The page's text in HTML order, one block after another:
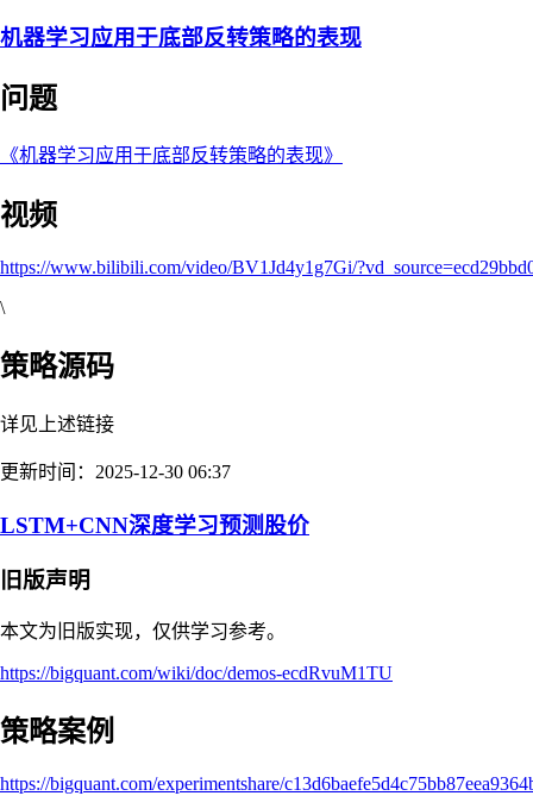
机器学习应用于底部反转策略的表现
问题
《机器学习应用于底部反转策略的表现》
视频
https://www.bilibili.com/video/BV1Jd4y1g7Gi/
\
策略源码
详见上述链接
更新时间：2025-12-30 06:37
LSTM+CNN深度学习预测股价
旧版声明
本文为旧版实现，仅供学习参考。
https://bigquant.com/wiki/doc/demos-ecdRvuM1TU
策略案例
https://bigquant.com/experimentshare/